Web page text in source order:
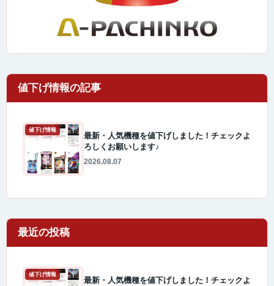
値下げ情報
最新・人気機種を値下げしました！チェックよ
ろしくお願いします♪
2026.08.07
最近の投稿
値下げ情報
最新・人気機種を値下げしました！チェックよ